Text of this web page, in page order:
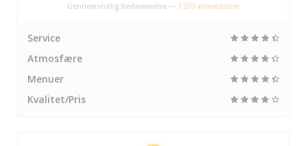
Gennemsnitlig bedømmelse — 1230 anmeldelser
Service
Atmosfære
Menuer
Kvalitet/Pris